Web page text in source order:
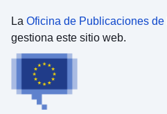
La Oficina de Publicaciones
gestiona este sitio web.